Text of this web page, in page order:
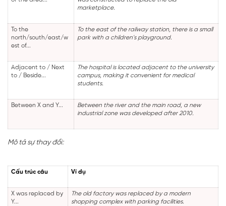
marketplace.
To the
north/south/east/w
est of...
To the east of the railway station, there is a small
park with a children's playground.
Adjacent to / Next
to / Beside...
The hospital is located adjacent to the university
campus, making it convenient for medical
students.
Between X and Y...
Between the river and the main road, a new
industrial zone was developed after 2010.
Mô tả sự thay đổi:
Cấu trúc câu Ví dụ
X was replaced by
Y...
The old factory was replaced by a modern
shopping complex with parking facilities.